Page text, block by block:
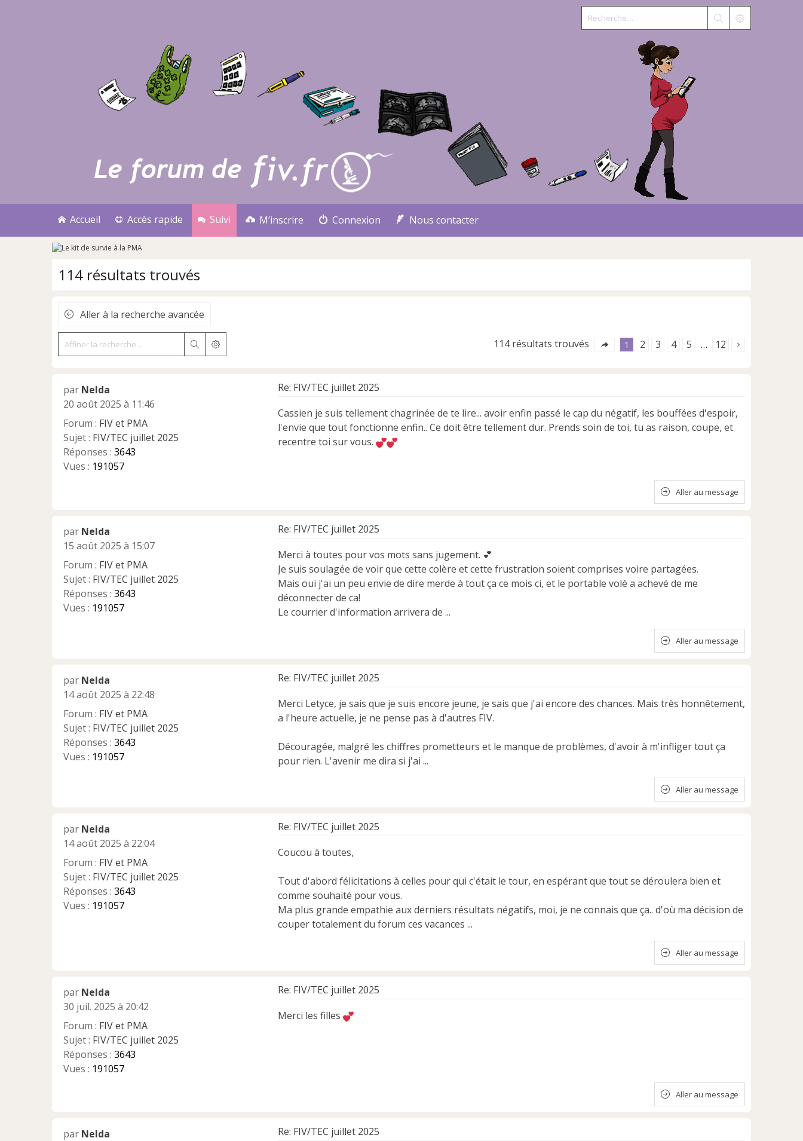
Accueil Accès rapide Suivi M’inscrire Connexion Nous contacter
114 résultats trouvés
Aller à la recherche avancée
RechercherRecherche avancée 114 résultats trouvés 1 2 3 4 5 … 12
par Nelda
20 août 2025 à 11:46
Forum : FIV et PMA
Sujet : FIV/TEC juillet 2025
Réponses : 3643
Vues : 191057
Re: FIV/TEC juillet 2025
Cassien je suis tellement chagrinée de te lire... avoir enfin passé le cap du négatif, les bouffées d'espoir,
l'envie que tout fonctionne enfin.. Ce doit être tellement dur. Prends soin de toi, tu as raison, coupe, et
recentre toi sur vous.
Aller au message
par Nelda
15 août 2025 à 15:07
Forum : FIV et PMA
Sujet : FIV/TEC juillet 2025
Réponses : 3643
Vues : 191057
Re: FIV/TEC juillet 2025
Merci à toutes pour vos mots sans jugement. 💕
Je suis soulagée de voir que cette colère et cette frustration soient comprises voire partagées.
Mais oui j'ai un peu envie de dire merde à tout ça ce mois ci, et le portable volé a achevé de me
déconnecter de ca!
Le courrier d'information arrivera de ...
Aller au message
par Nelda
14 août 2025 à 22:48
Forum : FIV et PMA
Sujet : FIV/TEC juillet 2025
Réponses : 3643
Vues : 191057
Re: FIV/TEC juillet 2025
Merci Letyce, je sais que je suis encore jeune, je sais que j'ai encore des chances. Mais très honnêtement,
a l'heure actuelle, je ne pense pas à d'autres FIV.
Découragée, malgré les chiffres prometteurs et le manque de problèmes, d'avoir à m'infliger tout ça
pour rien. L'avenir me dira si j'ai ...
Aller au message
par Nelda
14 août 2025 à 22:04
Forum : FIV et PMA
Sujet : FIV/TEC juillet 2025
Réponses : 3643
Vues : 191057
Re: FIV/TEC juillet 2025
Coucou à toutes,
Tout d'abord félicitations à celles pour qui c'était le tour, en espérant que tout se déroulera bien et
comme souhaité pour vous.
Ma plus grande empathie aux derniers résultats négatifs, moi, je ne connais que ça.. d'où ma décision de
couper totalement du forum ces vacances ...
Aller au message
par Nelda
30 juil. 2025 à 20:42
Forum : FIV et PMA
Sujet : FIV/TEC juillet 2025
Réponses : 3643
Vues : 191057
Re: FIV/TEC juillet 2025
Merci les filles
Aller au message
par Nelda
Re: FIV/TEC juillet 2025